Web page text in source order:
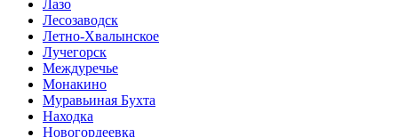
Лазо
Лесозаводск
Летно-Хвалынское
Лучегорск
Междуречье
Монакино
Муравьиная Бухта
Находка
Новогордеевка